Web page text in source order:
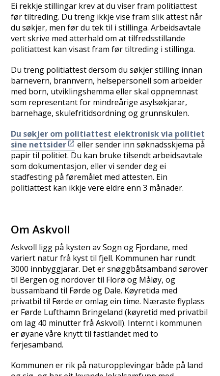
Ei rekkje stillingar krev at du viser fram politiattest
før tiltreding. Du treng ikkje vise fram slik attest når
du søkjer, men før du tek til i stillinga. Arbeidsavtale
vert skrive med atterhald om at tilfredsstillande
politiattest kan visast fram før tiltreding i stillinga.
Du treng politiattest dersom du søkjer stilling innan
barnevern, brannvern, helsepersonell som arbeider
med born, utviklingshemma eller skal oppnemnast
som representant for mindreårige asylsøkjarar,
barnehage, skulefritidsordning og grunnskulen.
Du søkjer om politiattest elektronisk via politiet
sine nettsider
eller sender inn søknadsskjema på
papir til politiet. Du kan bruke tilsendt arbeidsavtale
som dokumentasjon, eller vi sender deg ei
stadfesting på føremålet med attesten. Ein
politiattest kan ikkje vere eldre enn 3 månader.
Om Askvoll
Askvoll ligg på kysten av Sogn og Fjordane, med
variert natur frå kyst til fjell. Kommunen har rundt
3000 innbyggjarar. Det er snøggbåtsamband sørover
til Bergen og nordover til Florø og Måløy, og
bussamband til Førde og Dale. Køyretida med
privatbil til Førde er omlag ein time. Næraste flyplass
er Førde Lufthamn Bringeland (køyretid med privatbil
om lag 40 minutter frå Askvoll). Internt i kommunen
er øyane våre knytt til fastlandet med to
ferjesamband.
Kommunen er rik på naturopplevingar både på land